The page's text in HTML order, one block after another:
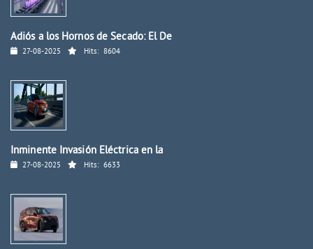
Adiós a los Hornos de Secado: El De
27-08-2025 Hits: 8604
Inminente Invasión Eléctrica en la
27-08-2025 Hits: 6633